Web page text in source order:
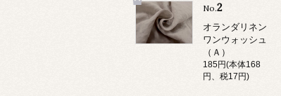
No.2
オランダリネン
ワンウォッシュ
（Ａ）
185円(本体168
円、税17円)